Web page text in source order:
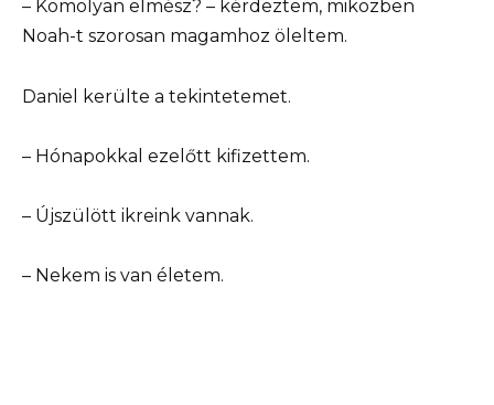
– Komolyan elmész? – kérdeztem, miközben
Noah-t szorosan magamhoz öleltem.
Daniel kerülte a tekintetemet.
– Hónapokkal ezelőtt kifizettem.
– Újszülött ikreink vannak.
– Nekem is van életem.